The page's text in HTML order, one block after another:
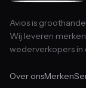
Avios is
Wij leveren
wederverkopers in
Over onsMerken